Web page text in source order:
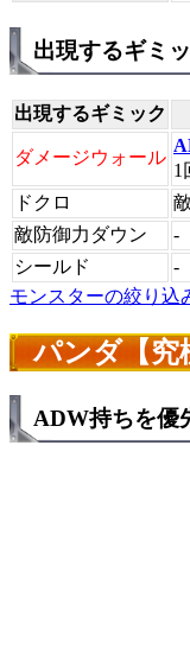
出現するギミ
出現するギミック
ダメージウォール
1
ドクロ
敵防御力ダウン
-
シールド
-
モンスターの絞り込
パンダ【究
ADW持ちを優